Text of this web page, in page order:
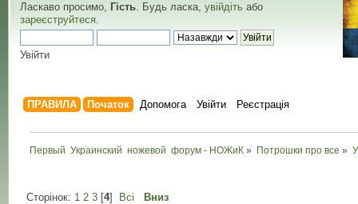
Ласкаво просимо, Гість. Будь ласка, увійдіть або
зареєструйтеся.
Увійти
ПРАВИЛА Початок Допомога Увійти Реєстрація
Первый  Украинский  ножевой  форум - НОЖиК » Потрошки про все »
Сторінок: 1 2 3[4] Всі Вниз